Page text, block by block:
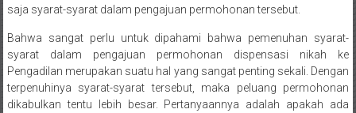
Kidul/Wonosari/Wates/Kulonprogo/
kalten/Solo/
Purwakarta,
Sukoharjo/
Semarang/
saja syarat-syarat dalam pengajuan permohonan tersebut.
Bahwa sangat perlu untuk dipahami bahwa pemenuhan syarat-
syarat dalam pengajuan permohonan dispensasi nikah ke
Pengadilan merupakan suatu hal yang sangat penting sekali. Dengan
terpenuhinya syarat-syarat tersebut, maka peluang permohonan
dikabulkan tentu lebih besar. Pertanyaannya adalah apakah ada